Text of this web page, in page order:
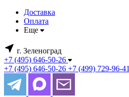
Доставка
Оплата
Еще
г. Зеленоград
+7 (495) 646-50-26
+7 (495) 646-50-26 +7 (499) 729-96-41